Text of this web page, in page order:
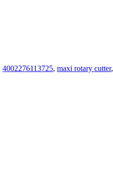
4002276113725, maxi rotary cutter,